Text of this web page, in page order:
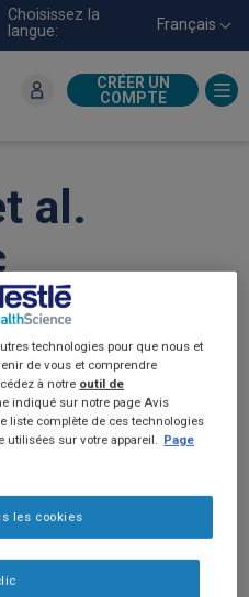
Choisissez la
langue:
Français
CRÉER UN
COMPTE
al.
A
to
13,
technologies pour que nous et
de vous et comprendre
à notre outil de
indiqué sur notre page Avis
liste complète de ces technologies
utilisées sur votre appareil.
Page
les cookies